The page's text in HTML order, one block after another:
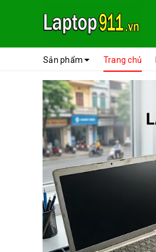
Sản phẩm Trang chủ